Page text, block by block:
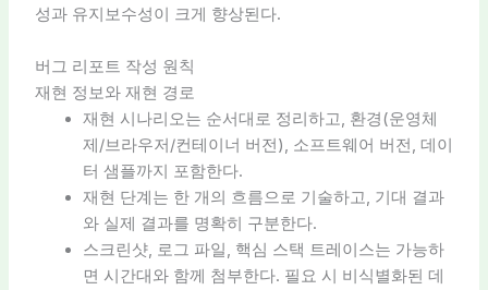
성과 유지보수성이 크게 향상된다.
버그 리포트 작성 원칙
재현 정보와 재현 경로
재현 시나리오는 순서대로 정리하고, 환경(운영체
제/브라우저/컨테이너 버전), 소프트웨어 버전, 데이
터 샘플까지 포함한다.
재현 단계는 한 개의 흐름으로 기술하고, 기대 결과
와 실제 결과를 명확히 구분한다.
스크린샷, 로그 파일, 핵심 스택 트레이스는 가능하
면 시간대와 함께 첨부한다. 필요 시 비식별화된 데